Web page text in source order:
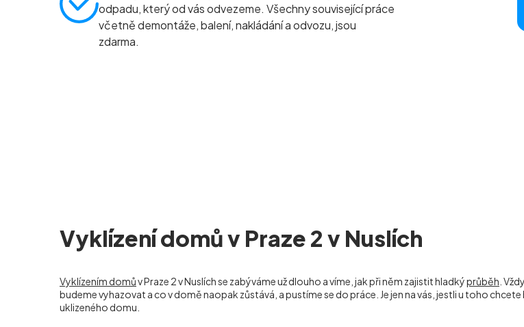
odpadu, který od vás odvezeme. Všechny související práce
včetně demontáže, balení, nakládání a odvozu, jsou
zdarma.
Vyklízení domů v Praze 2 v Nuslích
Vyklízením domův Praze 2 v Nuslích se zabýváme už dlouho a víme, jak při něm zajistit hladkýprůběh .
budeme vyhazovat a co v domě naopak zůstává, a pustíme se do práce. Je jen na vás, jestli u toho
uklizeného domu.